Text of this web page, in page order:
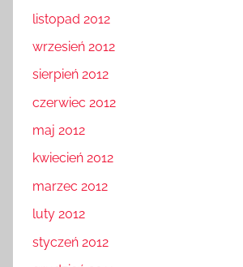
listopad 2012
wrzesień 2012
sierpień 2012
czerwiec 2012
maj 2012
kwiecień 2012
marzec 2012
luty 2012
styczeń 2012